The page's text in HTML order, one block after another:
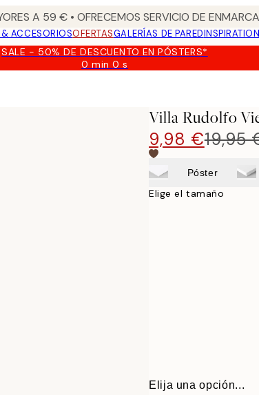
A 59 € • OFRECEMOS SERVICIO DE
ACCESORIOSOFERTASGALERÍAS DE PARED
SALE - 50% DE DESCUENTO EN PÓSTERS*
0 min0 s
Válido
Villa Rudolfo
9,98 €19,95
Póster
Elige el tamaño
Elija una opción...